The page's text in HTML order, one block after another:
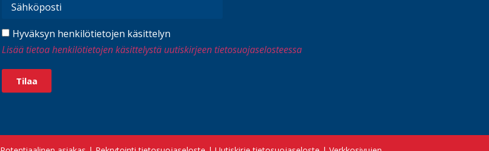
Hyväksyn henkilötietojen käsittelyn
Lisää tietoa henkilötietojen käsittelystä uutiskirjeen tietosuojaselosteessa
Tilaa